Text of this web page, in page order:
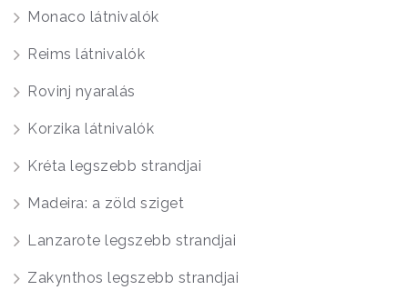
Monaco látnivalók
Reims látnivalók
Rovinj nyaralás
Korzika látnivalók
Kréta legszebb strandjai
Madeira: a zöld sziget
Lanzarote legszebb strandjai
Zakynthos legszebb strandjai